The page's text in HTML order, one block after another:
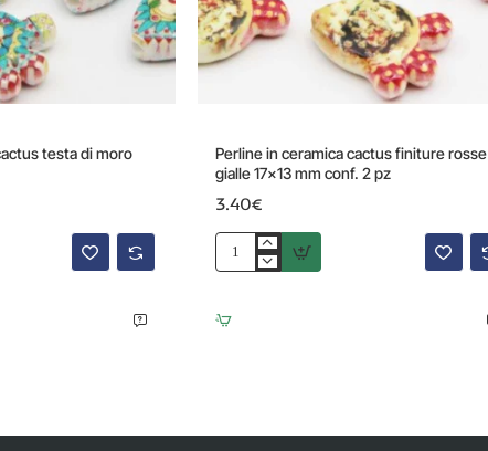
testa di moro
Perline in ceramica cactus finiture rosse
gialle 17x13 mm conf. 2 pz
3.40€
Perline
in
cactus
finiture
2